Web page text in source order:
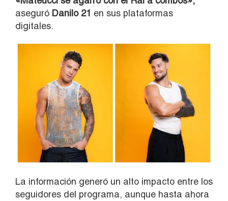
aseguró Danilo 21 en sus plataformas
digitales.
La información generó un alto impacto entre los
seguidores del programa, aunque hasta ahora